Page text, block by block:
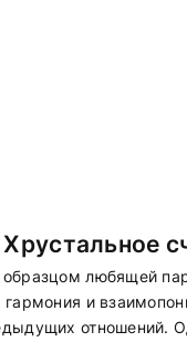
любящей
гармония и
отношений.